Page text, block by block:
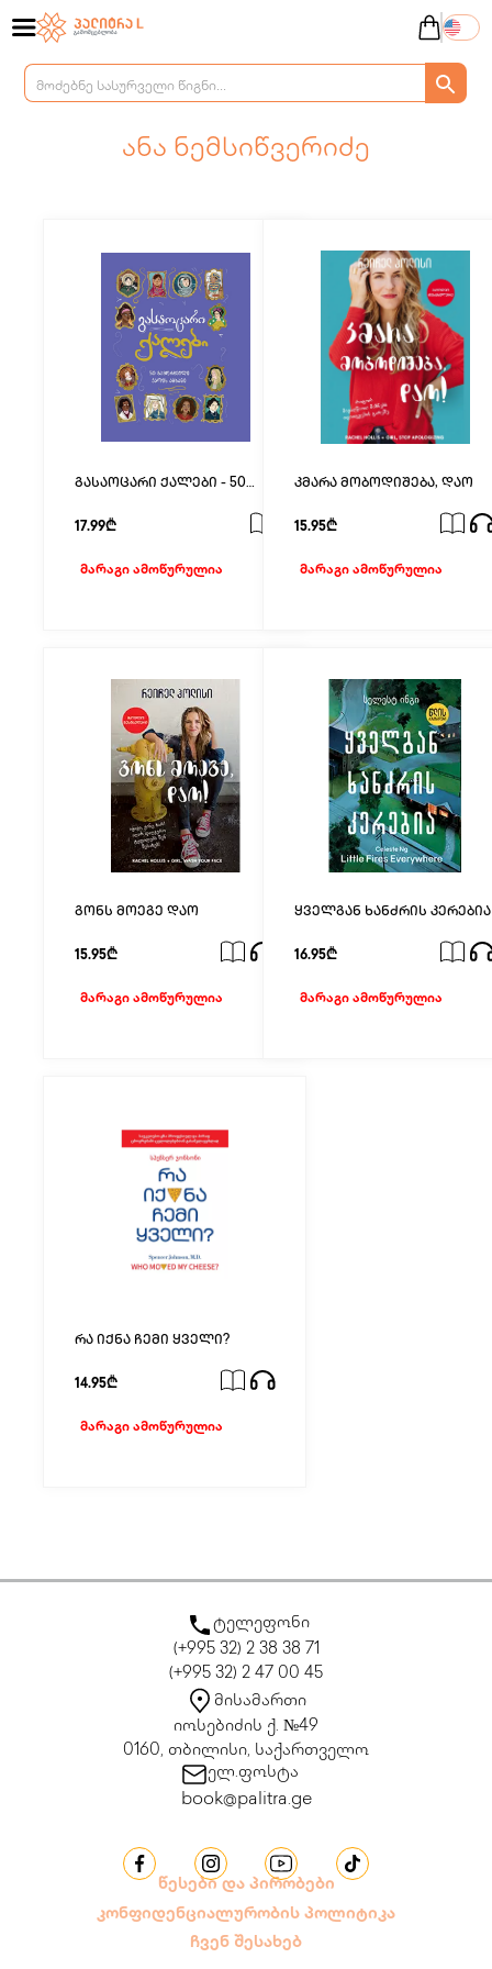
ანა ნემსიწვერიძე
გასაოცარი ქალები - 50
ამბავი
17.99₾
მარაგი ამოწურულია
კმარა მობოდიშება, დაო
15.95₾
მარაგი ამოწურულია
გონს მოეგე დაო
15.95₾
მარაგი ამოწურულია
ყველგან ხანძრის კერებია
16.95₾
მარაგი ამოწურულია
რა იქნა ჩემი ყველი?
14.95₾
მარაგი ამოწურულია
ტელეფონი
(+995 32) 2 38 38 71
(+995 32) 2 47 00 45
მისამართი
იოსებიძის ქ. №49
0160, თბილისი, საქართველო
ელ.ფოსტა
book@palitra.ge
წესები და პირობები
კონფიდენციალურობის პოლიტიკა
ჩვენ შესახებ